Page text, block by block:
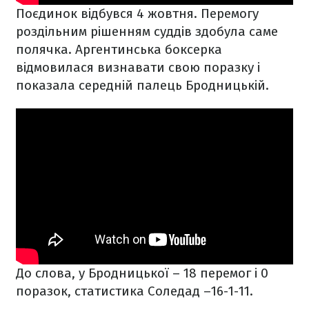
Поєдинок відбувся 4 жовтня. Перемогу
роздільним рішенням суддів здобула саме
полячка. Аргентинська боксерка
відмовилася визнавати свою поразку і
показала середній палець Бродницькій.
До слова, у Бродницької – 18 перемог і 0
поразок, статистика Соледад –16-1-11.